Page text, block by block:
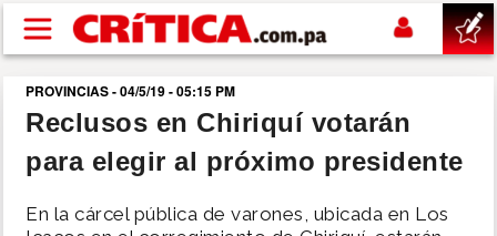
Pasar al contenido principal
buscar
SUCESOS
NACIONAL
PROVINCIAS - 04/5/19 - 05:15 PM
Reclusos en Chiriquí votarán
para elegir al próximo presidente
En la cárcel pública de varones, ubicada en Los